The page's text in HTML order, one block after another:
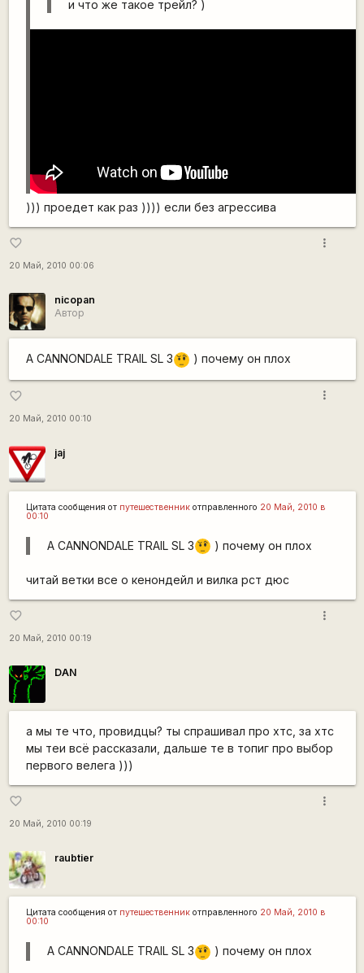
и что же такое трейл? )
))) проедет как раз )))) если без агрессива
favorite_border
20 Май, 2010 00:06
more_vert
nicopan
Автор
А CANNONDALE TRAIL SL 3??? ) почему он плох
favorite_border
20 Май, 2010 00:10
more_vert
jaj
Цитата сообщения от путешественникотправленного 20 Май, 2010 в
00:10
А CANNONDALE TRAIL SL 3??? ) почему он плох
читай ветки все о кенондейл и вилка рст дюс
favorite_border
20 Май, 2010 00:19
more_vert
DAN
а мы те что, провидцы? ты спрашивал про хтс, за хтс
мы теи всё рассказали, дальше те в топиг про выбор
первого велега )))
favorite_border
20 Май, 2010 00:19
more_vert
raubtier
Цитата сообщения от путешественникотправленного 20 Май, 2010 в
00:10
А CANNONDALE TRAIL SL 3??? ) почему он плох